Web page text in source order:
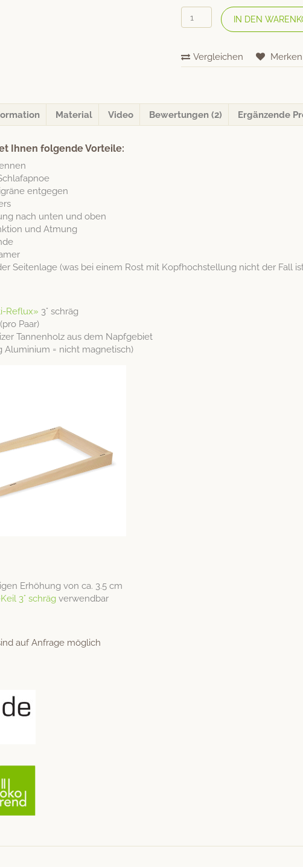
Holz
Aufsatz
1°
IN DEN
Vergleichen Merken
Material Video Bewertungen (2) Ergänzende
Ihnen folgende Vorteile:
entgegen
nach unten und oben
und Atmung
Seit­en­lage (was bei einem Rost mit Kopfhochstel­lung nicht der Fall
Reflux» 3° schräg
Paar)
Tan­nen­holz aus dem Napfgebiet
Alu­mini­um = nicht magnetisch)
Erhöhung von ca. 3.5 cm
3° schräg verwendbar
auf Anfrage möglich